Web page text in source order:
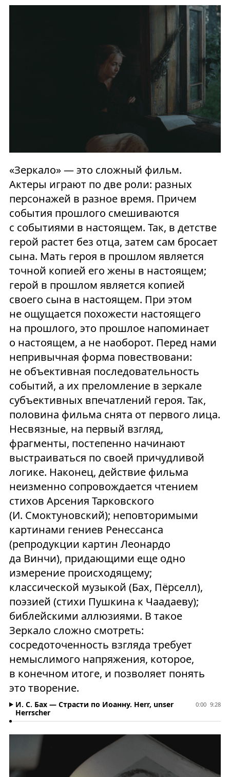
«Зеркало» — это сложный фильм.
Актеры играют по две роли: разных
персонажей в разное время. Причем
события прошлого смешиваются
с событиями в настоящем. Так, в детстве
герой растет без отца, затем сам бросает
сына. Мать героя в прошлом является
точной копией его жены в настоящем;
герой в прошлом является копией
своего сына в настоящем. При этом
не ощущается похожести настоящего
на прошлого, это прошлое напоминает
о настоящем, а не наоборот. Перед нами
непривычная форма повествовани:
не объективная последовательность
событий, а их преломление в зеркале
субъективных впечатлений героя. Так,
половина фильма снята от первого лица.
Несвязные, на первый взгляд,
фрагменты, постепенно начинают
выстраиваться по своей причудливой
логике. Наконец, действие фильма
неизменно сопровождается чтением
стихов Арсения Тарковского
(И. Смоктуновский); неповторимыми
картинами гениев Ренессанса
(репродукции картин Леонардо
да Винчи), придающими еще одно
измерение происходящему;
классической музыкой (Бах, Пёрселл),
поэзией (стихи Пушкина к Чаадаеву);
библейскими аллюзиями. В такое
Зеркало сложно смотреть:
сосредоточенность взгляда требует
немыслимого напряжения, которое,
в конечном итоге, и позволяет понять
это творение.
0:00 9:28
И. С. Бах — Страсти по Иоанну. Herr, unser
Herrscher